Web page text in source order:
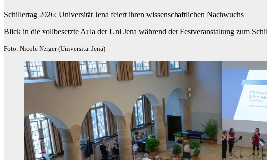
Schillertag 2026: Universität Jena feiert ihren wissenschaftlichen Nachwuchs
Blick in die vollbesetzte Aula der Uni Jena während der Festveranstaltung zum
Foto: Nicole Nerger (Universität Jena)